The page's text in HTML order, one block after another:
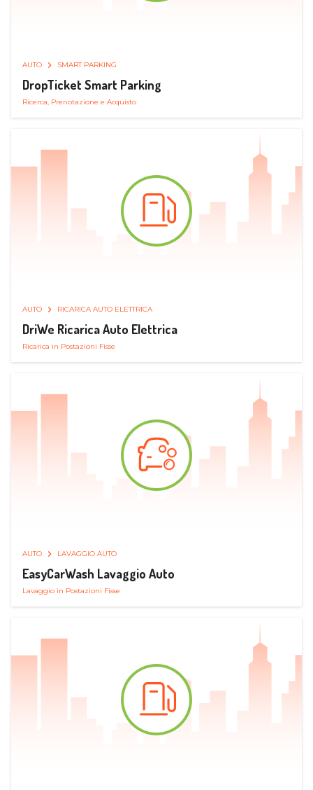
AUTO SMART PARKING
DropTicket Smart Parking
Ricerca, Prenotazione e Acquisto
AUTO RICARICA AUTO ELETTRICA
DriWe Ricarica Auto Elettrica
Ricarica in Postazioni Fisse
AUTO LAVAGGIO AUTO
EasyCarWash Lavaggio Auto
Lavaggio in Postazioni Fisse